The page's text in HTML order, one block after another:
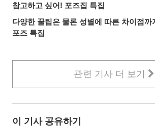
참고하고 싶어! 포즈집 특집
다양한 꿀팁은 물론 성별에 따른 차이점까
포즈 특집
관련 기사 더 보기
이 기사 공유하기